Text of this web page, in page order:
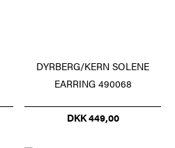
DYRBERG/KERN SOLENE
EARRING 490068
DKK 449,00